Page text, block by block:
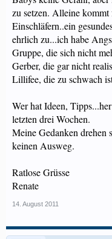
zu setzen. Alleine
Einschläfern..ein
ehrlich zu...ich habe
Gruppe, die sich nicht
Gerber, die gar nicht
Lillifee, die zu schwach
Wer hat Ideen,
letzten drei Wochen.
Meine Gedanken drehen
keinen Ausweg.
Ratlose Grüsse
Renate
14. August 2011